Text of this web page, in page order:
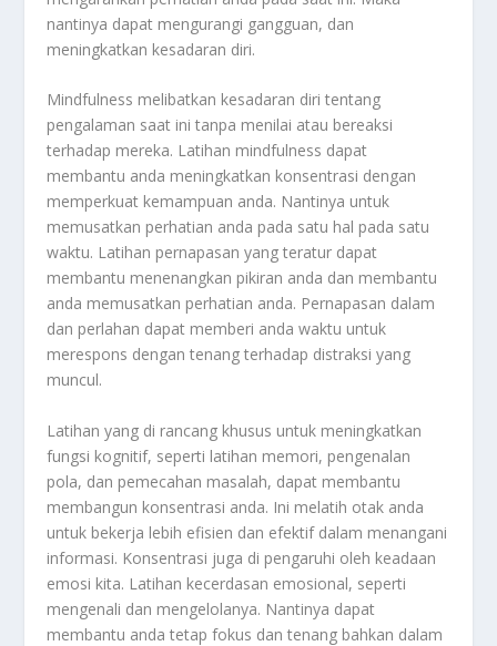
nantinya dapat mengurangi gangguan, dan
meningkatkan kesadaran diri.
Mindfulness melibatkan kesadaran diri tentang
pengalaman saat ini tanpa menilai atau bereaksi
terhadap mereka. Latihan mindfulness dapat
membantu anda meningkatkan konsentrasi dengan
memperkuat kemampuan anda. Nantinya untuk
memusatkan perhatian anda pada satu hal pada satu
waktu. Latihan pernapasan yang teratur dapat
membantu menenangkan pikiran anda dan membantu
anda memusatkan perhatian anda. Pernapasan dalam
dan perlahan dapat memberi anda waktu untuk
merespons dengan tenang terhadap distraksi yang
muncul.
Latihan yang di rancang khusus untuk meningkatkan
fungsi kognitif, seperti latihan memori, pengenalan
pola, dan pemecahan masalah, dapat membantu
membangun konsentrasi anda. Ini melatih otak anda
untuk bekerja lebih efisien dan efektif dalam menangani
informasi. Konsentrasi juga di pengaruhi oleh keadaan
emosi kita. Latihan kecerdasan emosional, seperti
mengenali dan mengelolanya. Nantinya dapat
membantu anda tetap fokus dan tenang bahkan dalam